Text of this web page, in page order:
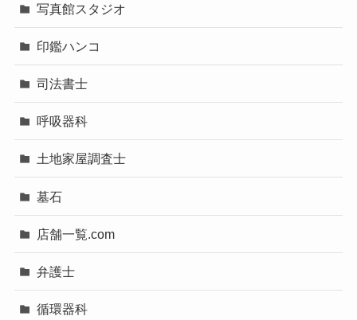
写真館スタジオ
印鑑ハンコ
司法書士
呼吸器科
土地家屋調査士
墓石
店舗一覧.com
弁護士
循環器科